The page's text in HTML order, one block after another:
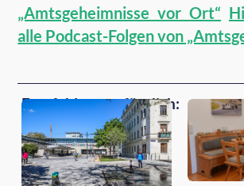
„Amtsgeheimnisse vor Ort“
alle Podcast-Folgen von
Empfehlungen für dich: